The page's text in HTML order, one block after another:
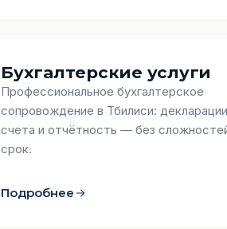
Бухгалтерские услуги
Профессиональное бухгалтерское
сопровождение в Тбилиси: декларации,
счета и отчётность — без
срок.
Подробнее